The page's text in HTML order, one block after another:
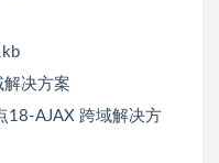
决方案
18-AJAX 跨域解决方